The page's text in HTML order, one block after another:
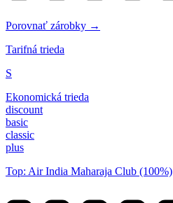
Porovnať zárobky →
Tarifná trieda
S
Ekonomická trieda
discount
basic
classic
plus
Top: Air India Maharaja Club (100%)